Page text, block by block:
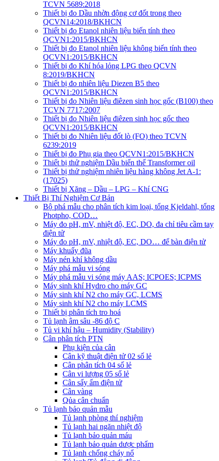
TCVN 5689:2018
Thiết bị đo Dầu nhờn động cơ đốt trong theo
QCVN14:2018/BKHCN
Thiết bị đo Etanol nhiên liệu biến tính theo
QCVN1:2015/BKHCN
Thiết bị đo Etanol nhiên liệu không biến tính theo
QCVN1:2015/BKHCN
Thiết bị đo Khí hóa lỏng LPG theo QCVN
8:2019/BKHCN
Thiết bị đo nhiên liệu Diezen B5 theo
QCVN1:2015/BKHCN
Thiết bị đo Nhiên liệu điêzen sinh học gốc (B100) theo
TCVN 7717:2007
Thiết bị đo Nhiên liệu điêzen sinh học gốc theo
QCVN1:2015/BKHCN
Thiết bị đo Nhiên liệu đốt lò (FO) theo TCVN
6239:2019
Thiết bị đo Phụ gia theo QCVN1:2015/BKHCN
Thiết bị thử nghiệm Dầu biến thế Transformer oil
Thiết bị thử nghiệm nhiên liệu hàng không Jet A-1:
(17025)
Thiết bị Xăng – Dầu – LPG – Khí CNG
Thiết Bị Thí Nghiệm Cơ Bản
Bộ phá mẫu cho phân tích kim loại, tổng Kjeldahl, tổng
Photpho, COD…
Máy đo pH, mV, nhiệt độ, EC, DO, đa chỉ tiêu cầm tay
điện tử
Máy đo pH, mV, nhiệt độ, EC, DO… để bàn điện tử
Máy khuấy đũa
Máy nén khí không dầu
Máy phá mẫu vi sóng
Máy phá mẫu vi sóng máy AAS; ICPOES; ICPMS
Máy sinh khí Hydro cho máy GC
Máy sinh khí N2 cho máy GC, LCMS
Máy sinh khí N2 cho máy LCMS
Thiết bị phân tích tro hoá
Tủ lạnh âm sâu -86 độ C
Tủ vi khí hậu – Humidity (Stability)
Cân phân tích PTN
Phụ kiện của cân
Cân kỹ thuật điện tử 02 số lẻ
Cân phân tích 04 số lẻ
Cân vi lượng 05 số lẻ
Cân sấy ẩm điện tử
Cân vàng
Qủa cân chuẩn
Tủ lạnh bảo quản mẫu
Tủ lạnh phòng thí nghiệm
Tủ lạnh hai ngăn nhiệt độ
Tủ lạnh bảo quản máu
Tủ lạnh bảo quản dược phẩm
Tủ lạnh chống cháy nổ